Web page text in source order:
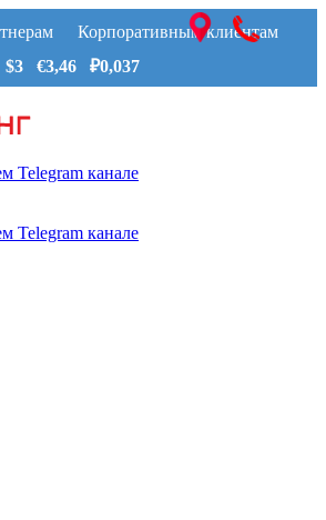
Корпоративным клиентам
$3 €3,46 ₽0,037
Telegram канале
Telegram канале